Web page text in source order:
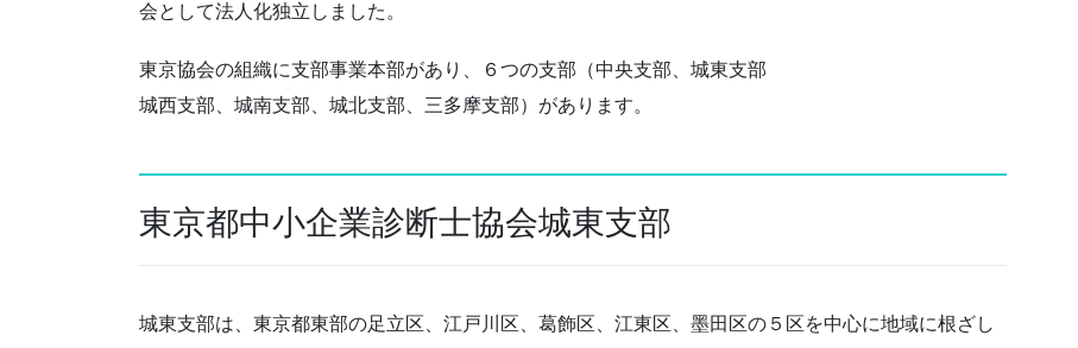
会として法人化独立しました。
東京協会の組織に支部事業本部があり、６つの支部（中央支部、城東支部
城西支部、城南支部、城北支部、三多摩支部）があります。
東京都中小企業診断士協会城東支部
城東支部は、東京都東部の足立区、江戸川区、葛飾区、江東区、墨田区の５区を中心に地域に根ざし